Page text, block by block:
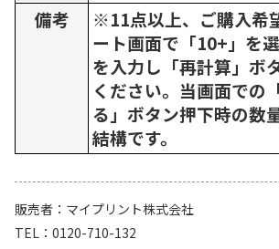
備考
※11点以上、ご購入希
ート画面で「10+」を
を入力し「再計算」ボ
ください。当画面での
る」ボタン押下時の数
結構です。
販売者
マイプリント株式会社
TEL
0120-710-132